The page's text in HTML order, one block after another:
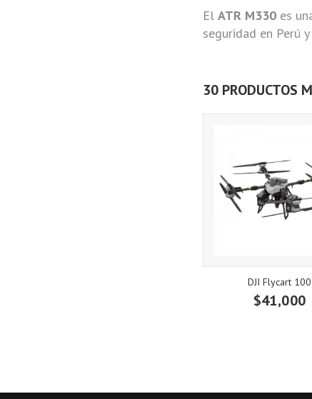
El ATR M330 es
seguridad en Perú
30 PRODUCTOS
DJI Flycart 100
$41,000